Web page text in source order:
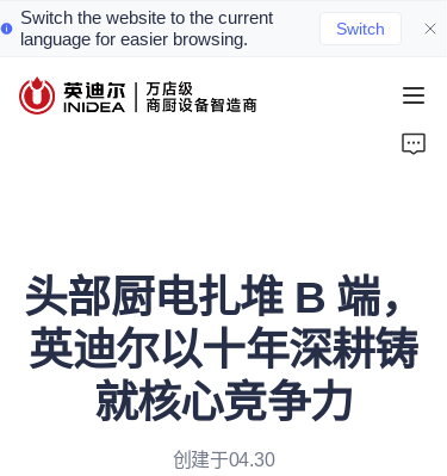
Switch the website to the current
language for easier browsing.
Switch
头部厨电扎堆 B 端，
英迪尔以十年深耕铸
就核心竞争力
创建于04.30
首页
案例
资讯
关于我们